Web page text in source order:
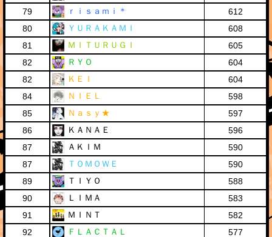
79
ｒｉｓａｍｉ＊
612
80
ＹＵＲＡＫＡＭＩ
608
81
ＭＩＴＵＲＵＧＩ
605
82
ＲＹＯ
604
82
ＫＥＩ
604
84
ＮＩＥＬ
598
85
Ｎａｓｙ★
597
86
ＫＡＮＡＥ
596
87
ＡＫＩＭ
590
87
ＴＯＭＯＷＥ
590
89
ＴＩＹＯ
588
90
ＬＩＭＡ
583
91
ＭＩＮＴ
582
92
ＦＬＡＣＴＡＬ
577